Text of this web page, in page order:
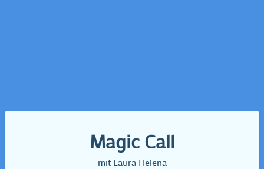
Magic Call
mit Laura Helena